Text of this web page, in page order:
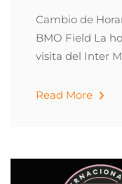
Cambio de
BMO Field La
visita del Inter
Read More